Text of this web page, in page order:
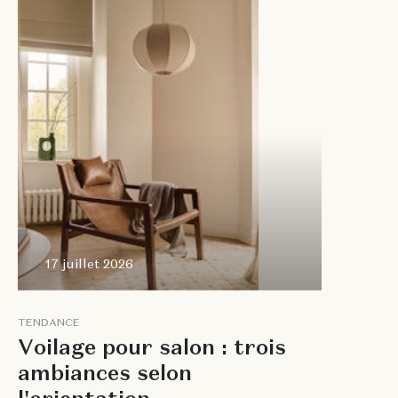
17 juillet 2026
TENDANCE
Voilage pour salon : trois
ambiances selon